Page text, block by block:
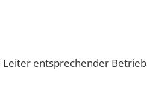
entsprechender